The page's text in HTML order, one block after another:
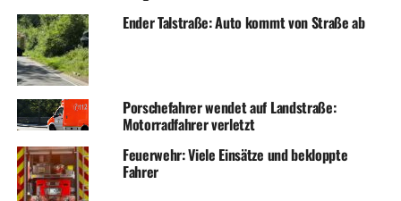
Ender Talstraße: Auto kommt von Straße ab
Porschefahrer wendet auf Landstraße:
Motorradfahrer verletzt
Feuerwehr: Viele Einsätze und bekloppte
Fahrer